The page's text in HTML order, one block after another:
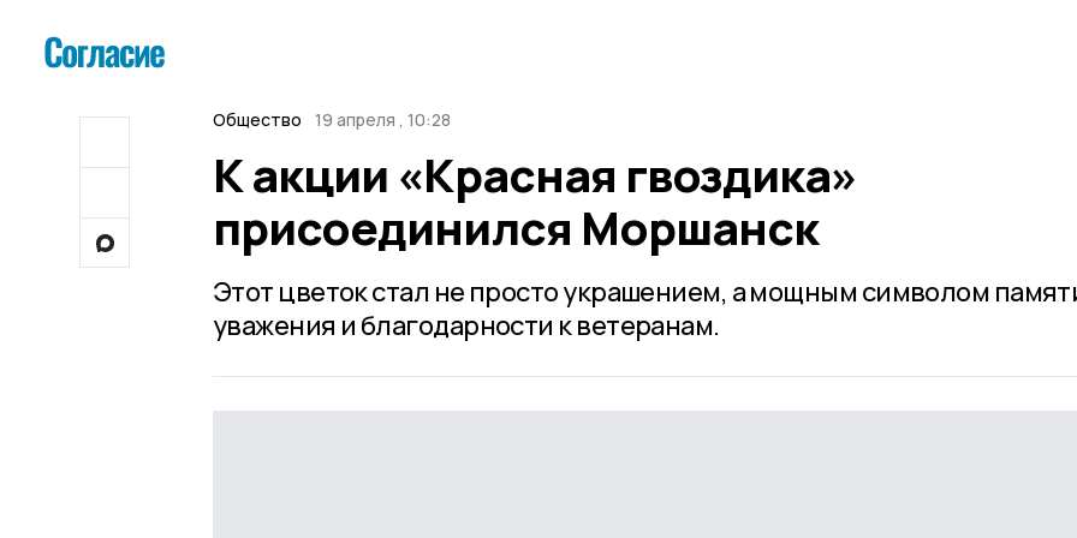
Общество 19 апреля , 10:28
К акции «Красная гвоздика»
присоединился Моршанск
Этот цветок стал не просто украшением, а мощным символом
уважения и благодарности к ветеранам.